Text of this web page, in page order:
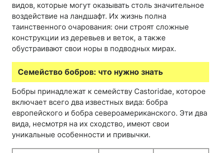
видов, которые могут оказывать столь значительное
воздействие на ландшафт. Их жизнь полна
таинственного очарования: они строят сложные
конструкции из деревьев и веток, а также
обустраивают свои норы в подводных мирах.
Семейство бобров: что нужно знать
Бобры принадлежат к семейству Castoridae, которое
включает всего два известных вида: бобра
европейского и бобра североамериканского. Эти два
вида, несмотря на их сходство, имеют свои
уникальные особенности и привычки.